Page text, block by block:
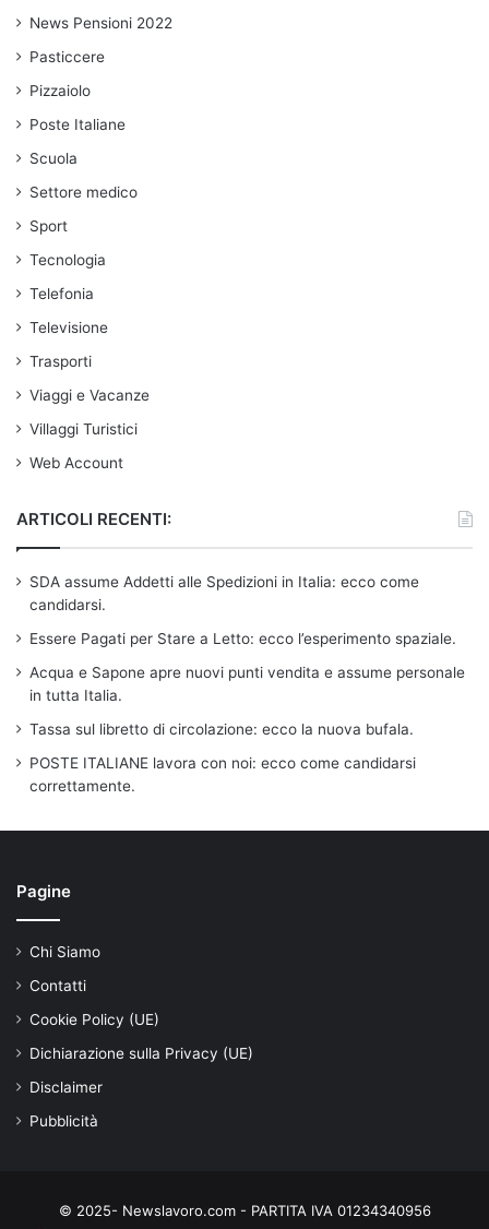
News Pensioni 2022
Pasticcere
Pizzaiolo
Poste Italiane
Scuola
Settore medico
Sport
Tecnologia
Telefonia
Televisione
Trasporti
Viaggi e Vacanze
Villaggi Turistici
Web Account
ARTICOLI RECENTI:
SDA assume Addetti alle Spedizioni in Italia: ecco come
candidarsi.
Essere Pagati per Stare a Letto: ecco l’esperimento spaziale.
Acqua e Sapone apre nuovi punti vendita e assume personale
in tutta Italia.
Tassa sul libretto di circolazione: ecco la nuova bufala.
POSTE ITALIANE lavora con noi: ecco come candidarsi
correttamente.
Pagine
Chi Siamo
Contatti
Cookie Policy (UE)
Dichiarazione sulla Privacy (UE)
Disclaimer
Pubblicità
© 2025- Newslavoro.com - PARTITA IVA 01234340956